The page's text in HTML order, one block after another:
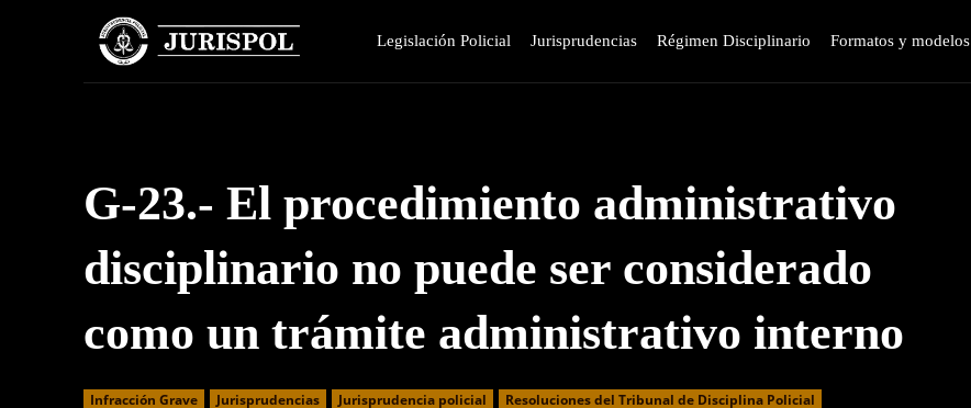
Legislación Policial Jurisprudencias Régimen Disciplinario Formatos y modelos
G-23.- El procedimiento administrativo
disciplinario no puede ser considerado
como un trámite administrativo interno
Infracción Grave Jurisprudencias Jurisprudencia policial
Resoluciones del Tribunal de Disciplina Policial